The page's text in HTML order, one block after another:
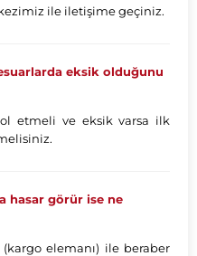
ile iletişime geçiniz.
eksik olduğunu
etmeli ve eksik varsa ilk
hasar görür ise ne
elemanı) ile beraber